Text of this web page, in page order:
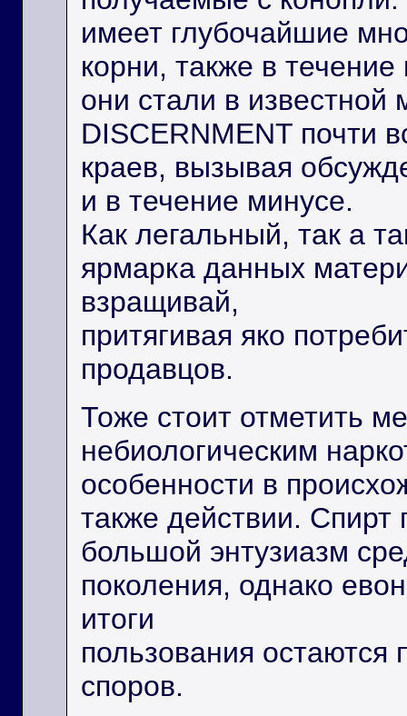
имеет глубочайшие
корни, также в
они стали в известной
DISCERNMENT почти
краев, вызывая
и в течение минусе.
Как легальный, так а
ярмарка данных
взращивай,
притягивая яко
продавцов.
Тоже стоит отметить
небиологическим
особенности в
также действии.
большой энтузиазм
поколения, однако
итоги
пользования
споров.